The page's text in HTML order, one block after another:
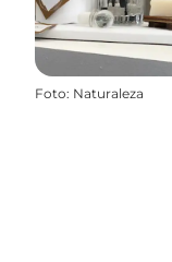
Foto: Naturaleza